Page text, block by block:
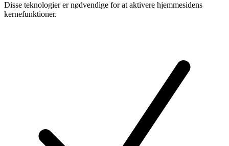
Disse teknologier er nødvendige for at aktivere hjemmesidens
kernefunktioner.